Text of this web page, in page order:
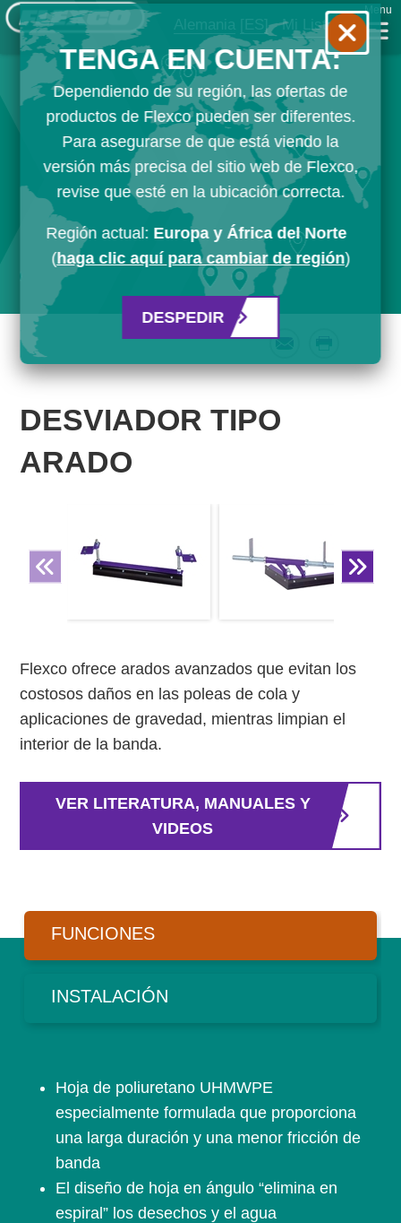
Alemania [ES] Mi Lista
Menu
DESVIADOR TIPO
ARADO
Flexco ofrece arados avanzados que evitan los
costosos daños en las poleas de cola y
aplicaciones de gravedad, mientras limpian el
interior de la banda.
VER LITERATURA, MANUALES Y
VIDEOS
FUNCIONES
INSTALACIÓN
Hoja de poliuretano UHMWPE
especialmente formulada que proporciona
una larga duración y una menor fricción de
banda
El diseño de hoja en ángulo “elimina en
espiral” los desechos y el agua
TENGA EN CUENTA:
Dependiendo de su región, las ofertas de
productos de Flexco pueden ser diferentes.
Para asegurarse de que está viendo la
versión más precisa del sitio web de Flexco,
revise que esté en la ubicación correcta.
Región actual: Europa y África del Norte
(haga clic aquí para cambiar de región)
DESPEDIR